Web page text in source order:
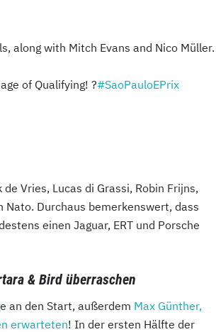
along with Mitch Evans and Nico Müller.
of Qualifying! ?#SaoPauloEPrix
Vries, Lucas di Grassi, Robin Frijns,
Durchaus bemerkenswert, dass
einen Jaguar, ERT und Porsche
& Bird überraschen
an den Start, außerdem Max Günther,
erwarteten! In der ersten Hälfte der